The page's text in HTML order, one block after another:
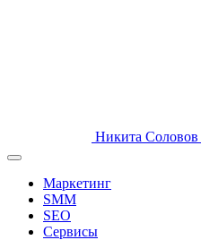
Никита Соловов
Маркетинг
SMM
SEO
Сервисы